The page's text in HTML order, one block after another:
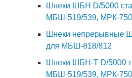
Шнеки ШБН D/5000
МБШ-519/539, МРК-750
Шнеки непрерывные
для МБШ-818/812
Шнеки ШБН-Т D/5000
МБШ-519/539, МРК-750